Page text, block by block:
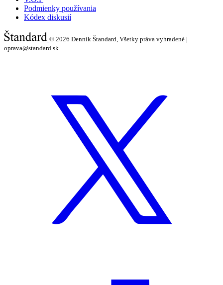
Podmienky používania
Kódex diskusií
© 2026 Denník Štandard, Všetky práva vyhradené |
oprava@standard.sk